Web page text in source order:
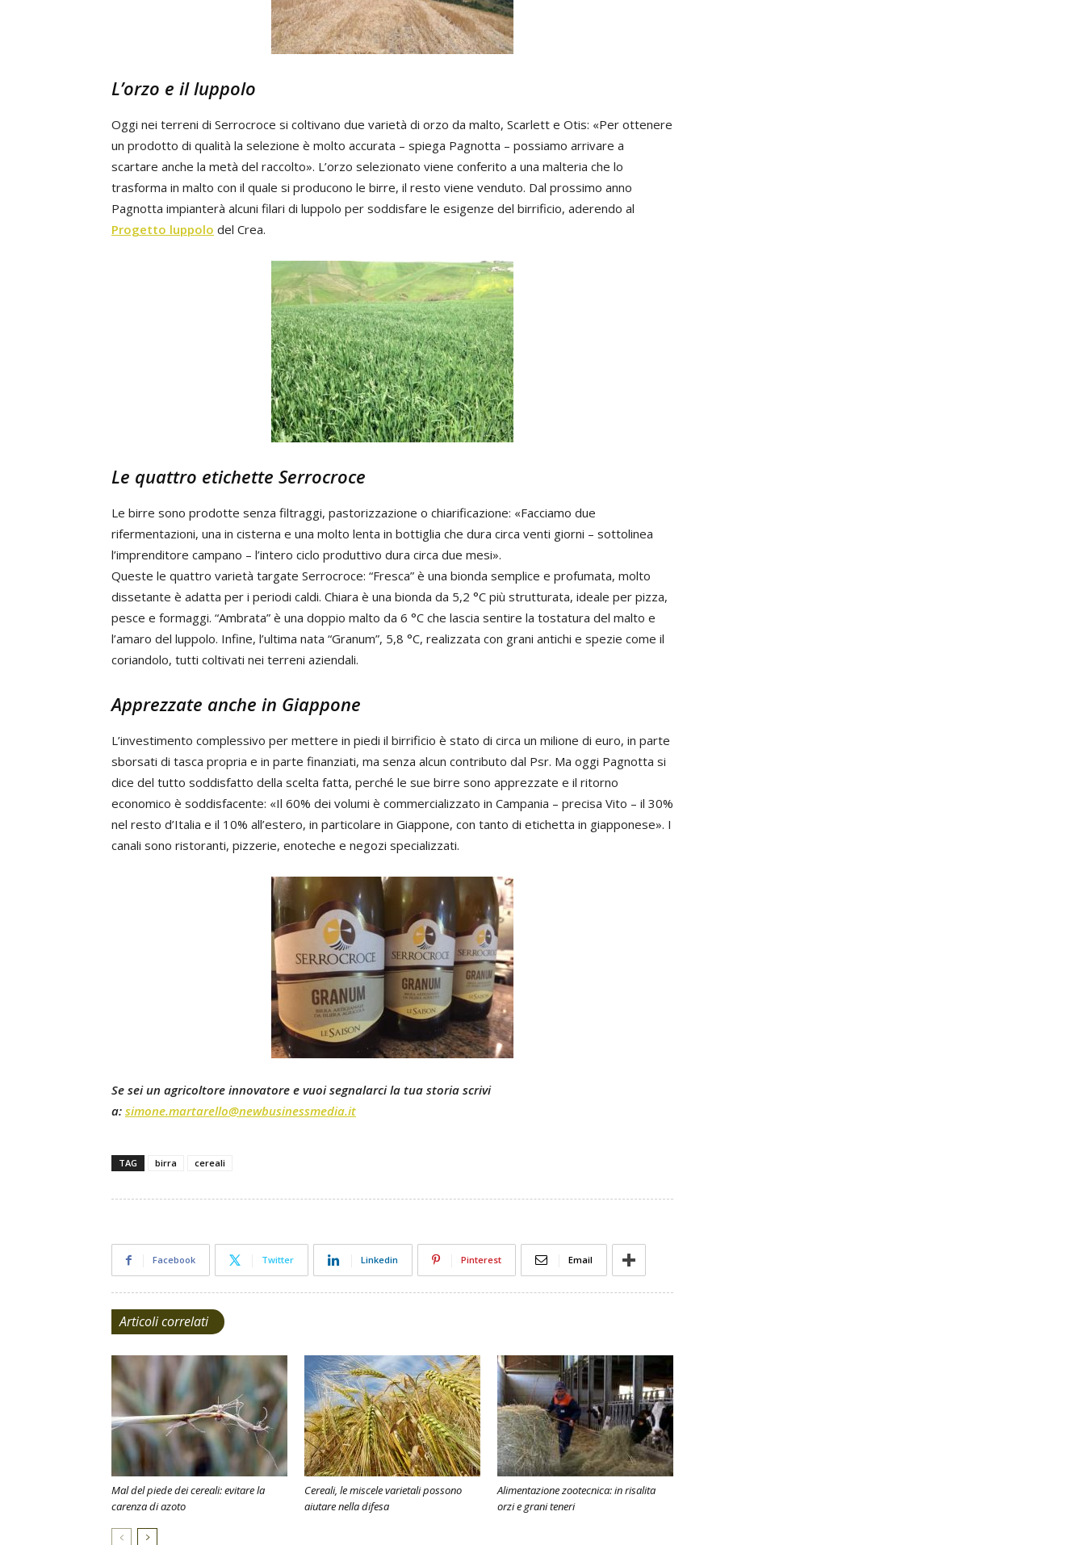
L’orzo e il luppolo
Oggi nei terreni di Serrocroce si coltivano due varietà di orzo da malto, Scarlett e Otis: «Per ottenere
un prodotto di qualità la selezione è molto accurata – spiega Pagnotta – possiamo arrivare a
scartare anche la metà del raccolto». L’orzo selezionato viene conferito a una malteria che lo
trasforma in malto con il quale si producono le birre, il resto viene venduto. Dal prossimo anno
Pagnotta impianterà alcuni filari di luppolo per soddisfare le esigenze del birrificio, aderendo al
Progetto luppolo del Crea.
Le quattro etichette Serrocroce
Le birre sono prodotte senza filtraggi, pastorizzazione o chiarificazione: «Facciamo due
rifermentazioni, una in cisterna e una molto lenta in bottiglia che dura circa venti giorni – sottolinea
l’imprenditore campano – l’intero ciclo produttivo dura circa due mesi».
Queste le quattro varietà targate Serrocroce: “Fresca” è una bionda semplice e profumata, molto
dissetante è adatta per i periodi caldi. Chiara è una bionda da 5,2 °C più strutturata, ideale per pizza,
pesce e formaggi. “Ambrata” è una doppio malto da 6 °C che lascia sentire la tostatura del malto e
l’amaro del luppolo. Infine, l’ultima nata “Granum”, 5,8 °C, realizzata con grani antichi e spezie come il
coriandolo, tutti coltivati nei terreni aziendali.
Apprezzate anche in Giappone
L’investimento complessivo per mettere in piedi il birrificio è stato di circa un milione di euro, in parte
sborsati di tasca propria e in parte finanziati, ma senza alcun contributo dal Psr. Ma oggi Pagnotta si
dice del tutto soddisfatto della scelta fatta, perché le sue birre sono apprezzate e il ritorno
economico è soddisfacente: «Il 60% dei volumi è commercializzato in Campania – precisa Vito – il 30%
nel resto d’Italia e il 10% all’estero, in particolare in Giappone, con tanto di etichetta in giapponese». I
canali sono ristoranti, pizzerie, enoteche e negozi specializzati.
Se sei un agricoltore innovatore e vuoi segnalarci la tua storia scrivi
a: simone.martarello@newbusinessmedia.it
TAG birra cereali
Facebook Twitter Linkedin Pinterest Email
Articoli correlati
Mal del piede dei cereali: evitare la
carenza di azoto
Cereali, le miscele varietali possono
aiutare nella difesa
Alimentazione zootecnica: in risalita
orzi e grani teneri